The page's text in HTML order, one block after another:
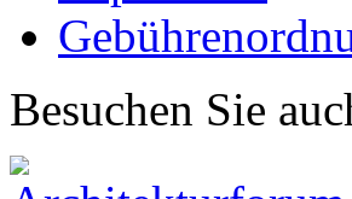
Besuchen Sie